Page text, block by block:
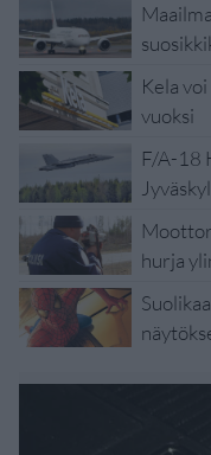
Kela
vuoksi
F/A-18
hurja